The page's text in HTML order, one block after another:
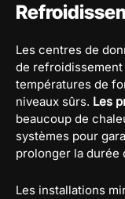
Les centres de
de
températures de
niveaux sûrs. Les
beaucoup de
systèmes pour
prolonger la durée
Les installations